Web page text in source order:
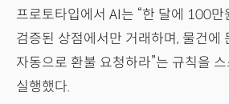
프로토타입에서 AI는 “한 달에 100만
검증된 상점에서만 거래하며, 물건에
자동으로 환불 요청하라”는 규칙을
실행했다.